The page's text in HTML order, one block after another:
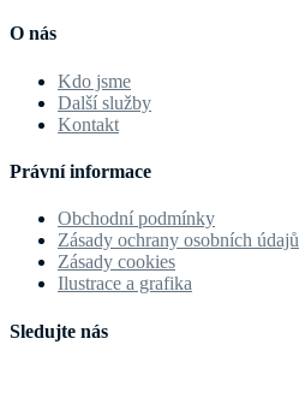
O nás
Kdo jsme
Další služby
Kontakt
Právní informace
Obchodní podmínky
Zásady ochrany osobních údajů
Zásady cookies
Ilustrace a grafika
Sledujte nás